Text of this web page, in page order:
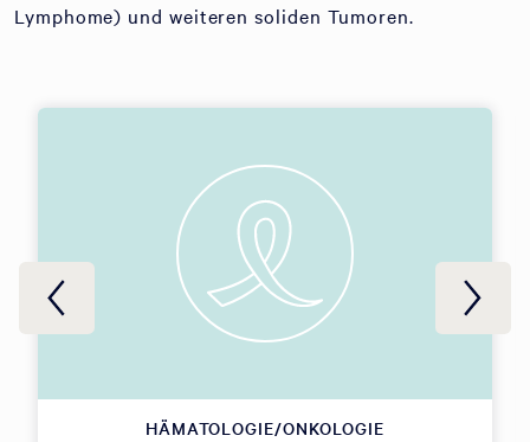
Lymphome) und weiteren soliden Tumoren.
HÄMATOLOGIE/ONKOLOGIE